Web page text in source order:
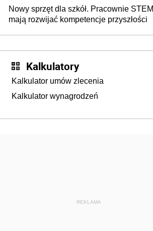
szkolnego 2026/2027
Nowy sprzęt dla szkół. Pracownie STEM
mają rozwijać kompetencje przyszłości
Kalkulatory
Kalkulator umów zlecenia
Kalkulator wynagrodzeń
REKLAMA